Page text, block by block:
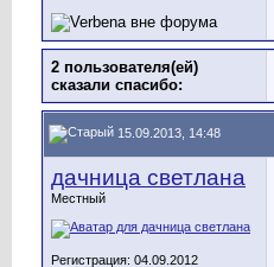
2 пользователя(ей)
сказали cпасибо:
15.09.2013, 14:48
дачница светлана
Местный
Регистрация: 04.09.2012